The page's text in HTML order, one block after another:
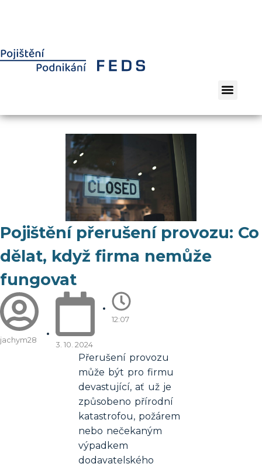
Pojištění přerušení provozu: Co
dělat, když firma nemůže
fungovat
jachym28
3. 10. 2024
12:07
Přerušení provozu
může být pro firmu
devastující, ať už je
způsobeno přírodní
katastrofou, požárem
nebo nečekaným
výpadkem
dodavatelského